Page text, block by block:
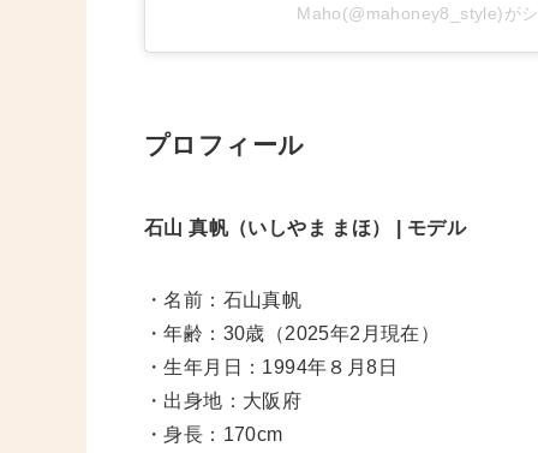
Maho(@mahoney8_style)が
プロフィール
石山 真帆（いしやま まほ） | モデル
・名前：石山真帆
・年齢：30歳（2025年2月現在）
・生年月日：1994年８月8日
・出身地：大阪府
・身長：170cm